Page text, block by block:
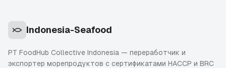
Indonesia-Seafood
PT FoodHub Collective Indonesia — переработчик и
экспортер морепродуктов с сертификатами HACCP и BRC